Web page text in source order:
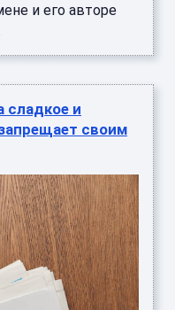
и его авторе
сладкое и
своим